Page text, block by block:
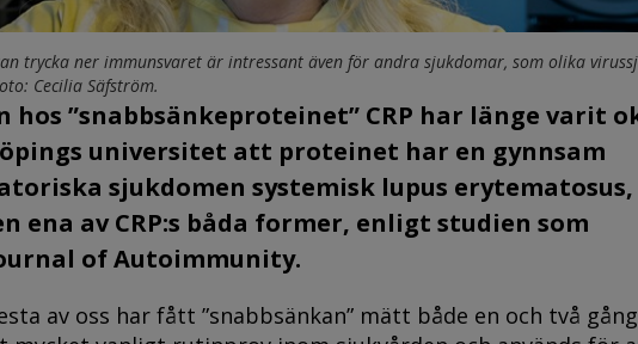
trycka ner immunsvaret är intressant även för andra sjukdomar, som olika
Cecilia Säfström.
”snabbsänkeproteinet” CRP har länge varit
universitet att proteinet har en gynnsam
sjukdomen systemisk lupus erytematosus,
ena av CRP:s båda former, enligt studien som
of Autoimmunity.
av oss har fått ”snabbsänkan” mätt både en och två